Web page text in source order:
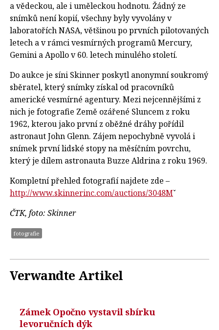
a vědeckou, ale i uměleckou hodnotu. Žádný ze
snímků není kopií, všechny byly vyvolány v
laboratořích NASA, většinou po prvních pilotovaných
letech a v rámci vesmírných programů Mercury,
Gemini a Apollo v 60. letech minulého století.
Do aukce je síni Skinner poskytl anonymní soukromý
sběratel, který snímky získal od pracovníků
americké vesmírné agentury. Mezi nejcennějšími z
nich je fotografie Země ozářené Sluncem z roku
1962, kterou jako první z oběžné dráhy pořídil
astronaut John Glenn. Zájem nepochybně vyvolá i
snímek první lidské stopy na měsíčním povrchu,
který je dílem astronauta Buzze Aldrina z roku 1969.
Kompletní přehled fotografií najdete zde –
http://www.skinnerinc.com/auctions/3048Mˇ
ČTK, foto: Skinner
fotografie
Verwandte Artikel
Zámek Opočno vystavil sbírku
levoručních dýk